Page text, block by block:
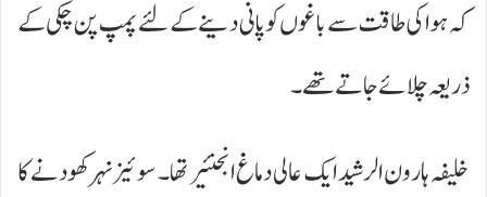
کہ ہوا کی طاقت سے باغوں کو پانی دینے کے لئے پمپ پن چکی کے
ذریعہ چلائے جاتے تھے۔
خلیفہ ہارون الرشید ایک عالی دماغ انجنئیر تھا۔ سو ئیز نہر کھودنے کا